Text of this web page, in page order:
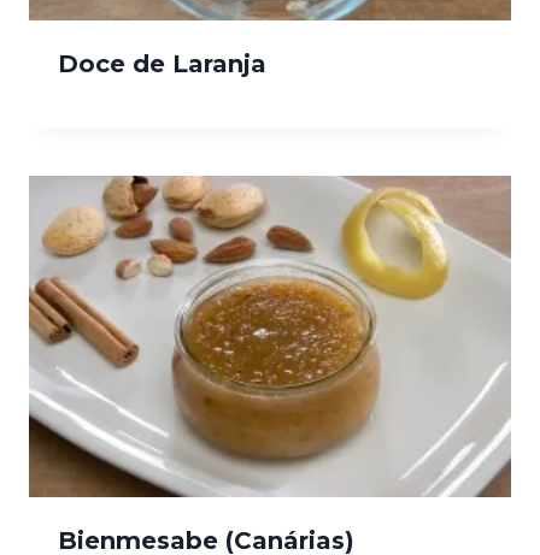
Doce de Laranja
Bienmesabe (Canárias)